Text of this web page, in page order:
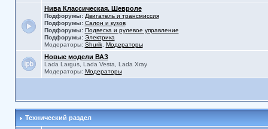
Нива Классическая. Шевроле
Подфорумы: Двигатель и трансмиссия
Подфорумы: Салон и кузов
Подфорумы: Подвеска и рулевое управление
Подфорумы: Электрика
Модераторы: Shurik, Модераторы
Новые модели ВАЗ
Lada Largus, Lada Vesta, Lada Xray
Модераторы: Модераторы
Технический раздел